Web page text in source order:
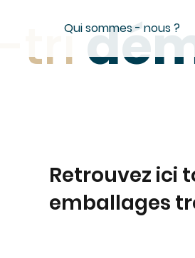
Qui sommes - nous ?
tri
Retrouvez ici
emballages